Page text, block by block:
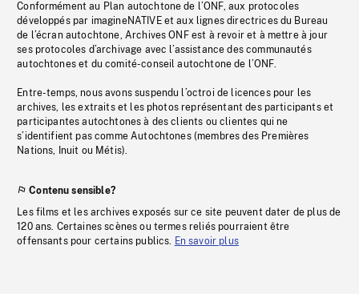
Conformément au Plan autochtone de l’ONF, aux protocoles
développés par imagineNATIVE et aux lignes directrices du Bureau
de l’écran autochtone, Archives ONF est à revoir et à mettre à jour
ses protocoles d’archivage avec l’assistance des communautés
autochtones et du comité-conseil autochtone de l’ONF.
Entre-temps, nous avons suspendu l’octroi de licences pour les
archives, les extraits et les photos représentant des participants et
participantes autochtones à des clients ou clientes qui ne
s’identifient pas comme Autochtones (membres des Premières
Nations, Inuit ou Métis).
Contenu sensible?
Les films et les archives exposés sur ce site peuvent dater de plus de
120 ans. Certaines scènes ou termes reliés pourraient être
offensants pour certains publics. En savoir plus